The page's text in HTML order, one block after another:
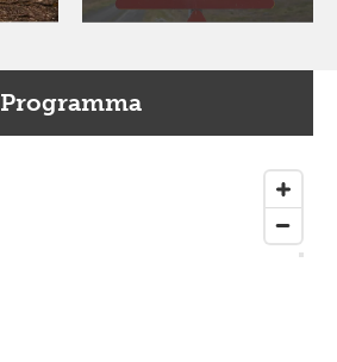
Programma